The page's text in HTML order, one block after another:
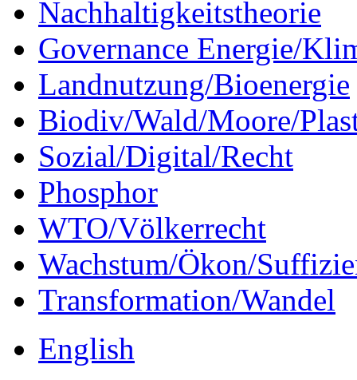
Nachhaltigkeitstheorie
Governance Energie/
Landnutzung/Bioenergie
Biodiv/Wald/Moore/
Sozial/Digital/Recht
Phosphor
WTO/Völkerrecht
Wachstum/Ökon/
Transformation/Wandel
English